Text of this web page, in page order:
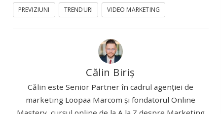
PREVIZIUNI TRENDURI VIDEO MARKETING
Călin Biriș
Călin este Senior Partner în cadrul agenției de
marketing Loopaa Marcom și fondatorul Online